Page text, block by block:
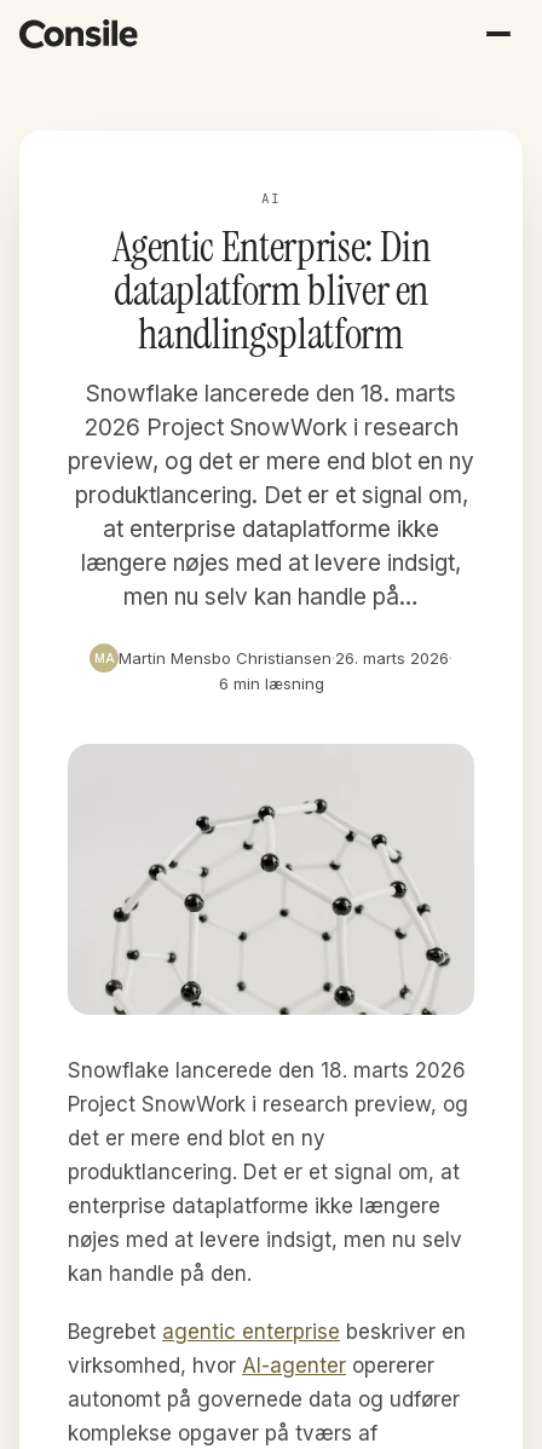
AI
Agentic Enterprise: Din
dataplatform bliver en
handlingsplatform
Snowflake lancerede den 18. marts
2026 Project SnowWork i research
preview, og det er mere end blot en ny
produktlancering. Det er et signal om,
at enterprise dataplatforme ikke
længere nøjes med at levere indsigt,
men nu selv kan handle på…
MA Martin Mensbo Christiansen·26. marts 2026·
6 min læsning
Snowflake lancerede den 18. marts 2026
Project SnowWork i research preview, og
det er mere end blot en ny
produktlancering. Det er et signal om, at
enterprise dataplatforme ikke længere
nøjes med at levere indsigt, men nu selv
kan handle på den.
Begrebet agentic enterprise beskriver en
virksomhed, hvor AI-agenter opererer
autonomt på governede data og udfører
komplekse opgaver på tværs af